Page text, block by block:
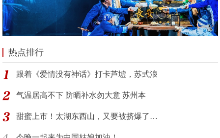
热点排行
跟着《爱情没有神话》打卡芦墟，苏式浪
气温居高不下 防晒补水勿大意 苏州本
甜蜜上市！太湖东西山，又要被挤爆了…